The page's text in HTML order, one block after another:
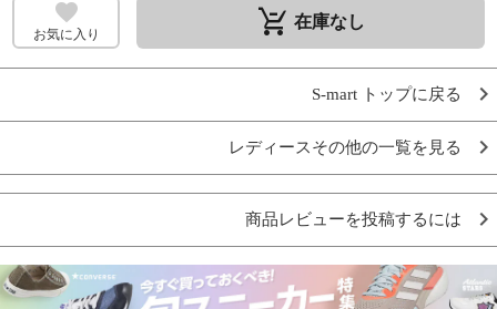
お気に入り remove_shopping_cart 在庫なし
S-mart トップに戻る
レディースその他の一覧を見る
商品レビューを投稿するには